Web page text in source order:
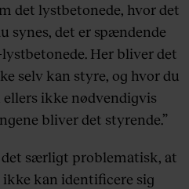
det lystbetonede, hvor det
synes, det er spændende
Her bliver det
selv kan styre, og hvor du
ikke nødvendigvis
bliver det styrende.”
særligt problematisk, at
ikke kan identificere sig